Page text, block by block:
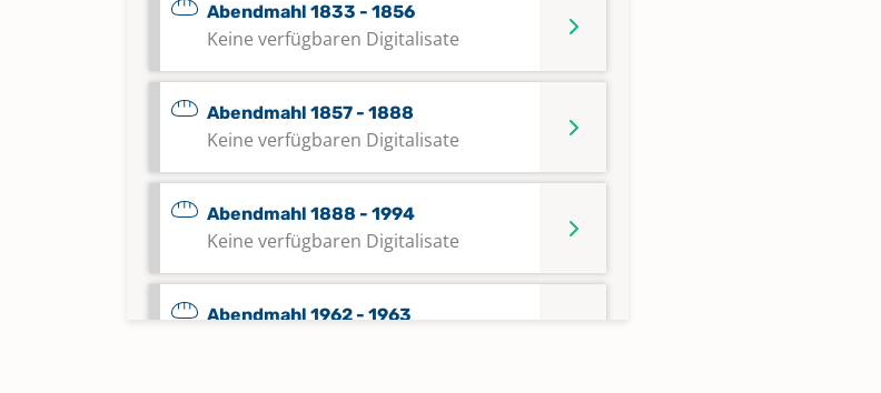
Abendmahl 1833 - 1856
Keine verfügbaren Digitalisate
Abendmahl 1857 - 1888
Keine verfügbaren Digitalisate
Abendmahl 1888 - 1994
Keine verfügbaren Digitalisate
Abendmahl 1962 - 1963